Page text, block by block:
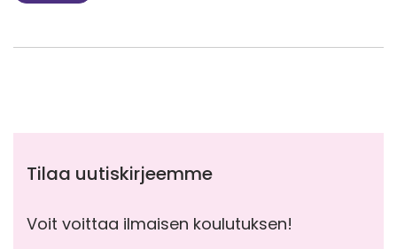
Tilaa uutiskirjeemme
Voit voittaa ilmaisen koulutuksen!